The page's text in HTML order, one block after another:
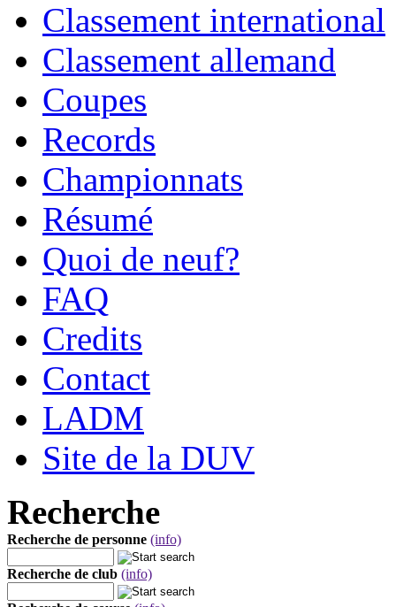
Classement international
Classement allemand
Coupes
Records
Championnats
Résumé
Quoi de neuf?
FAQ
Credits
Contact
LADM
Site de la DUV
Recherche
Recherche de personne (info)
Recherche de club (info)